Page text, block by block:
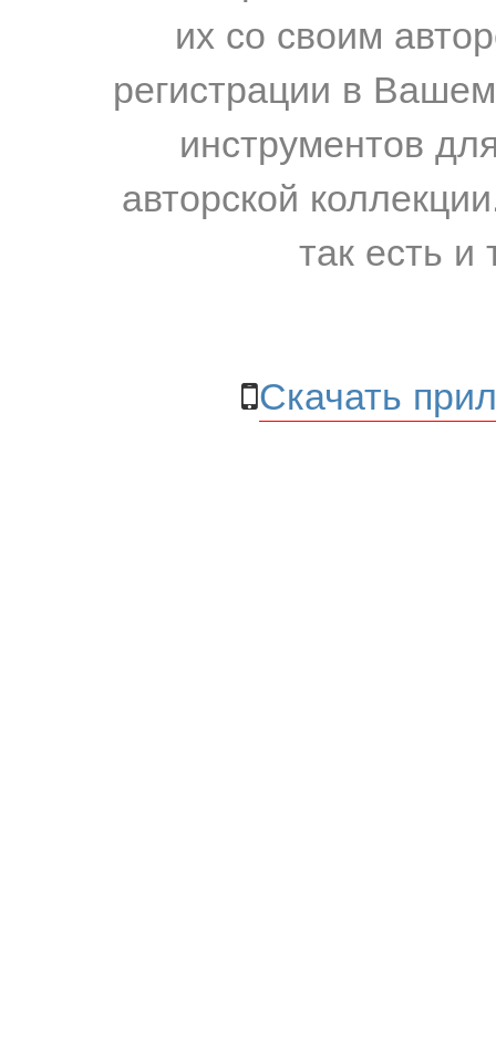
их со своим
регистрации в
инструментов
авторской
так есть и
Скачать